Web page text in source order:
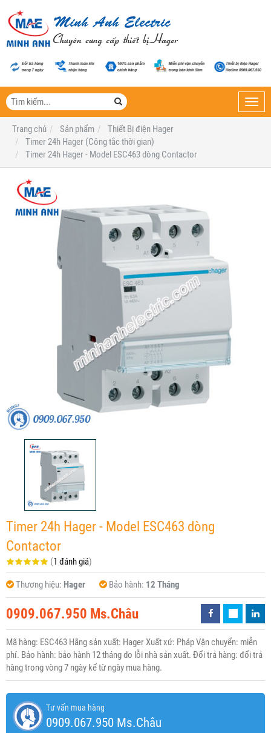
Trang chủ
Sản phẩm
Thiết Bị điện Hager
Timer 24h Hager (Công tắc thời gian)
Timer 24h Hager - Model ESC463 dòng Contactor
Timer 24h Hager - Model ESC463 dòng
Contactor
(1 đánh giá)
Thương hiệu: Hager Bảo hành: 12 Tháng
0909.067.950 Ms.Châu
Mã hàng: ESC463 Hãng sản xuất: Hager Xuất xứ: Pháp Vận chuyển: miễn
phí. Bảo hành: bảo hành 12 tháng do lỗi nhà sản xuất. Đổi trả hàng: đổi trả
hàng trong vòng 7 ngày kể từ ngày mua hàng.
Tư vấn mua hàng
0909.067.950 Ms.Châu